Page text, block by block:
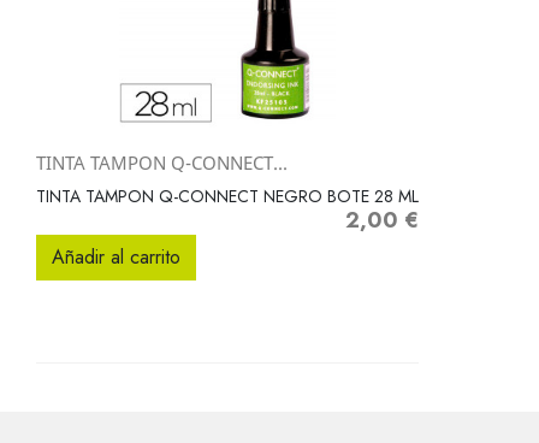
TINTA TAMPON Q-CONNECT...
TINTA TAMPON Q-CONNECT NEGRO BOTE 28 ML
Precio
2,00 €
Añadir al carrito